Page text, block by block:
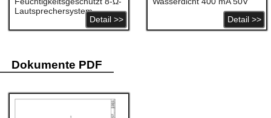
Detail >>
Lautsprechersystem
Detail >>
Dokumente PDF